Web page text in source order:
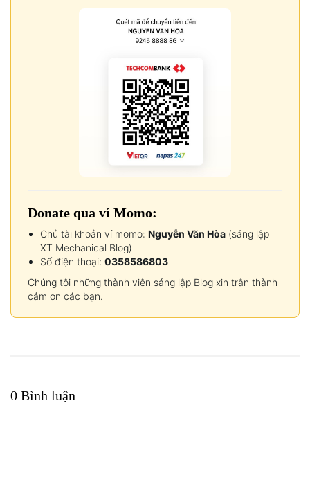
Donate qua ví Momo:
Chủ tài khoản ví momo: Nguyễn Văn Hòa (sáng lập
XT Mechanical Blog)
Số điện thoại: 0358586803
Chúng tôi những thành viên sáng lập Blog xin trân thành
cảm ơn các bạn.
0 Bình luận